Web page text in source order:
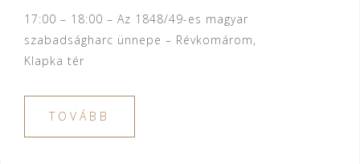
17:00 – 18:00 – Az 1848/49-es magyar
szabadságharc ünnepe – Révkomárom,
Klapka tér
TOVÁBB